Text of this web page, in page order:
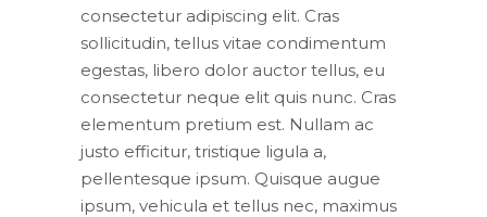
consectetur adipiscing elit. Cras
sollicitudin, tellus vitae condimentum
egestas, libero dolor auctor tellus, eu
consectetur neque elit quis nunc. Cras
elementum pretium est. Nullam ac
justo efficitur, tristique ligula a,
pellentesque ipsum. Quisque augue
ipsum, vehicula et tellus nec, maximus